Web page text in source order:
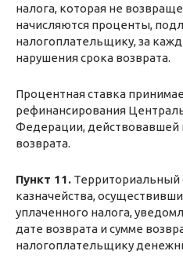
налога, которая не
начисляются проценты,
налогоплательщику, за
нарушения срока возврата.
Процентная ставка
рефинансирования
Федерации, действовавшей
возврата.
Пункт 11. Территориальный
казначейства,
уплаченного налога,
дате возврата и сумме
налогоплательщику